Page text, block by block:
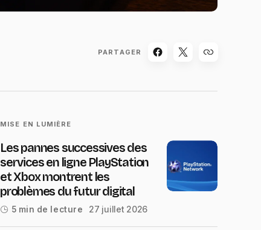
PARTAGER
MISE EN LUMIÈRE
Les pannes successives des
services en ligne PlayStation
et Xbox montrent les
problèmes du futur digital
5 min de lecture 27 juillet 2026